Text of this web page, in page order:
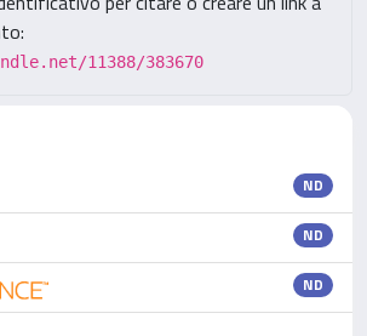
11388/383670
ND
ND
ND